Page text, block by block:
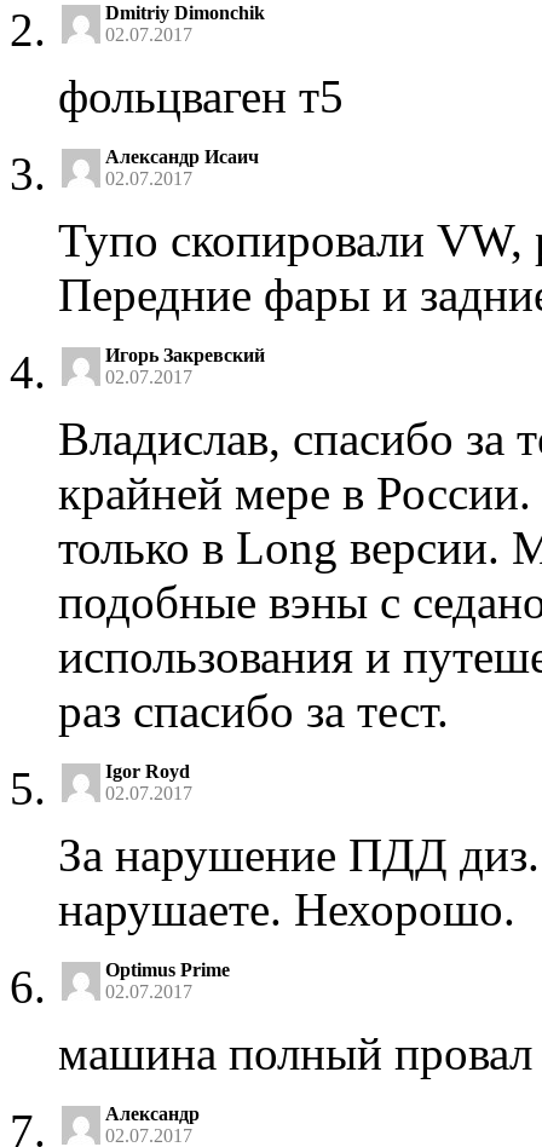
Dmitriy Dimonchik
02.07.2017
фольцваген т5
Александр Исаич
02.07.2017
Тупо скопировали VW,
Передние фары и
Игорь Закревский
02.07.2017
Владислав, спасибо за
крайней мере в
только в Long версии.
подобные вэны с
использования и
раз спасибо за тест.
Igor Royd
02.07.2017
За нарушение ПДД
нарушаете. Нехорошо.
Optimus Prime
02.07.2017
машина полный провал
Александр
02.07.2017